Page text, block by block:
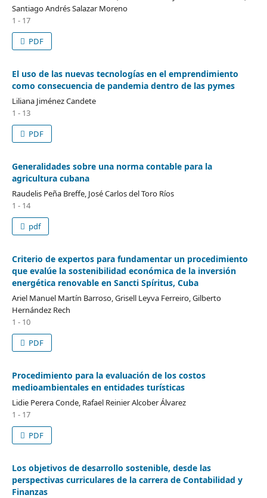
Santiago Andrés Salazar Moreno
1 - 17
PDF
El uso de las nuevas tecnologías en el emprendimiento
como consecuencia de pandemia dentro de las pymes
Liliana Jiménez Candete
1 - 13
PDF
Generalidades sobre una norma contable para la
agricultura cubana
Raudelis Peña Breffe, José Carlos del Toro Ríos
1 - 14
pdf
Criterio de expertos para fundamentar un procedimiento
que evalúe la sostenibilidad económica de la inversión
energética renovable en Sancti Spíritus, Cuba
Ariel Manuel Martín Barroso, Grisell Leyva Ferreiro, Gilberto
Hernández Rech
1 - 10
PDF
Procedimiento para la evaluación de los costos
medioambientales en entidades turísticas
Lidie Perera Conde, Rafael Reinier Alcober Álvarez
1 - 17
PDF
Los objetivos de desarrollo sostenible, desde las
perspectivas curriculares de la carrera de Contabilidad y
Finanzas